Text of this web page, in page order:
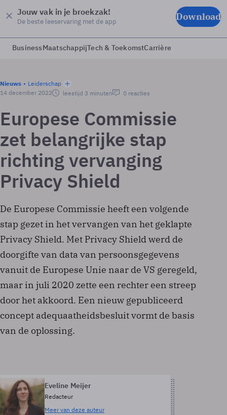
Jouw vak in je broekzak!
De beste leeservaring met de app Download
BusinessMaatschappijTech & ToekomstCarrière
Nieuws
Leiderschap
14 december 2022
leestijd 3 minuten 0 reacties
Europese Commissie
zet belangrijke stap
richting vervanging
Privacy Shield
De Europese Commissie heeft een volgende
stap gezet in het vervangen van het geklapte
Privacy Shield. Met Privacy Shield werd de
doorgifte van data van persoonsgegevens
vanuit de Europese Unie naar de VS geregeld,
maar in juli 2020 zette een rechter een streep
door het akkoord. Een nieuw gepubliceerd
concept adequaatheidsbesluit vormt de basis
van de oplossing.
Eveline Meijer
Redacteur
Meer van deze auteur